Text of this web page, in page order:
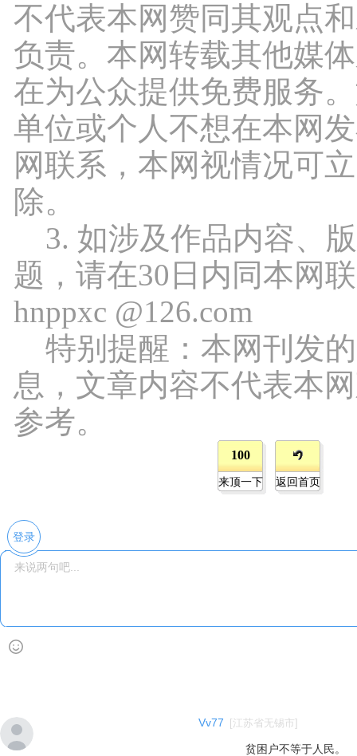
不代表本网赞同其观点
负责。本网转载其他媒
在为公众提供免费服务
单位或个人不想在本网
网联系，本网视情况可
除。
3. 如涉及作品内容、
题，请在30日内同本网
hnppxc @126.com
特别提醒：本网刊发
息，文章内容不代表本
参考。
100
来顶一下 返回首页
登录
Vv77 [江苏省无锡市]
贫困户不等于人民。